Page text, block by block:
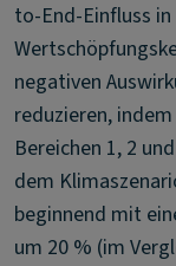
to-End-Einfluss
negativen
reduzieren,
Bereichen 1, 2
dem
beginnend mit
um 20 % (im